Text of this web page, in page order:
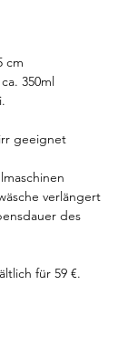
cm
350ml
geeignet
verlängert
des
für 59 €.